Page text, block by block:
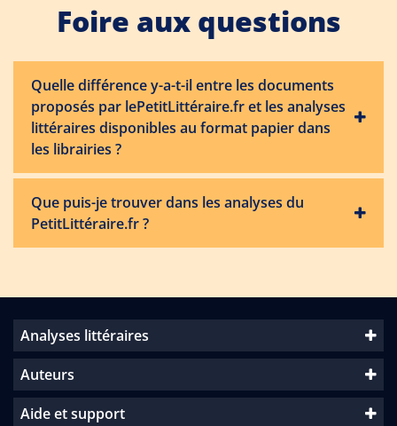
Foire aux questions
Quelle différence y-a-t-il entre les documents
proposés par lePetitLittéraire.fr et les analyses
littéraires disponibles au format papier dans
les librairies ?
Que puis-je trouver dans les analyses du
PetitLittéraire.fr ?
Analyses littéraires
Auteurs
Aide et support